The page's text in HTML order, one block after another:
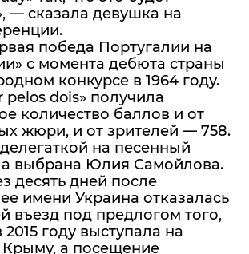
— сказала девушка на
победа Португалии на
с момента дебюта страны
конкурсе в 1964 году.
pelos dois» получила
количество баллов и от
жюри, и от зрителей — 758.
на песенный
выбрана Юлия Самойлова.
десять дней после
имени Украина отказалась
въезд под предлогом того,
году выступала на
Крыму, а посещение